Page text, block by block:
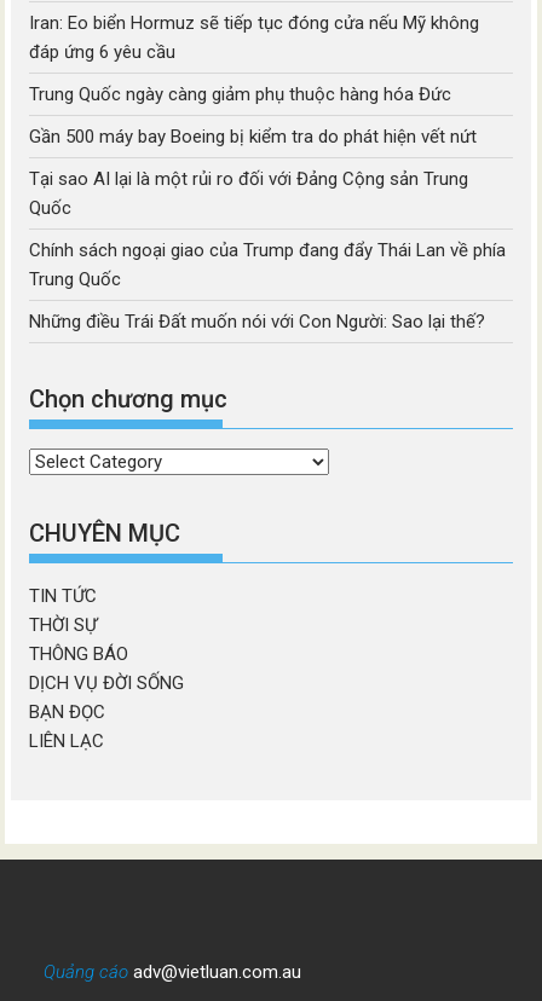
Iran: Eo biển Hormuz sẽ tiếp tục đóng cửa nếu Mỹ không
đáp ứng 6 yêu cầu
Trung Quốc ngày càng giảm phụ thuộc hàng hóa Đức
Gần 500 máy bay Boeing bị kiểm tra do phát hiện vết nứt
Tại sao AI lại là một rủi ro đối với Đảng Cộng sản Trung
Quốc
Chính sách ngoại giao của Trump đang đẩy Thái Lan về phía
Trung Quốc
Những điều Trái Đất muốn nói với Con Người: Sao lại thế?
Chọn chương mục
Chọn
mục
CHUYÊN MỤC
TIN TỨC
THỜI SỰ
THÔNG BÁO
DỊCH VỤ ĐỜI SỐNG
BẠN ĐỌC
LIÊN LẠC
Quảng cáo adv@vietluan.com.au